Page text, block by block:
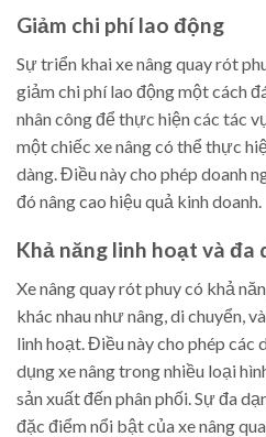
Giảm chi phí lao động
Sự triển khai xe nâng quay rót
giảm chi phí lao động một cách
nhân công để thực hiện các tác
một chiếc xe nâng có thể thực
dàng. Điều này cho phép doanh
đó nâng cao hiệu quả kinh doanh.
Khả năng linh hoạt và đa
Xe nâng quay rót phuy có khả
khác nhau như nâng, di chuyển,
linh hoạt. Điều này cho phép các
dụng xe nâng trong nhiều loại
sản xuất đến phân phối. Sự đa
đặc điểm nổi bật của xe nâng